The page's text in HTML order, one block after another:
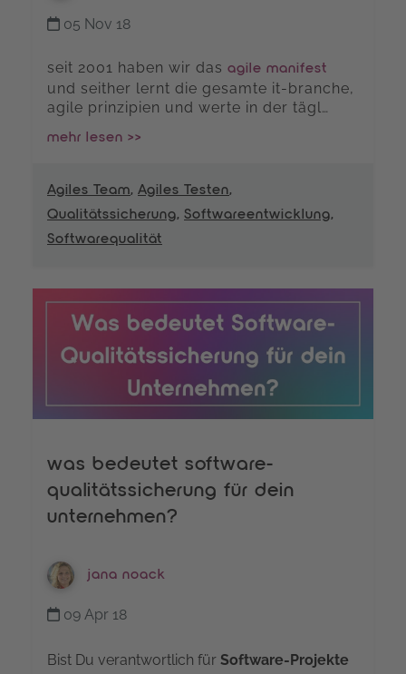
05 Nov 18
seit 2001 haben wir das agile manifest
und seither lernt die gesamte it-branche,
agile prinzipien und werte in der tägl…
mehr lesen >>
Agiles Team, Agiles Testen,
Qualitätssicherung, Softwareentwicklung,
Softwarequalität
was bedeutet software-
qualitätssicherung für dein
unternehmen?
jana noack
09 Apr 18
Bist Du verantwortlich für Software-Projekte